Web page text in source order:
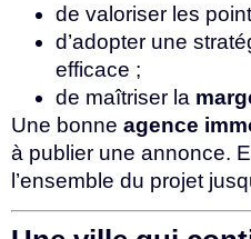
de valoriser les
d’adopter une
efficace ;
de maîtriser la
Une bonne agence
à publier une annonce.
l’ensemble du projet